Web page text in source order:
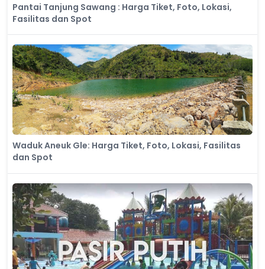
Pantai Tanjung Sawang : Harga Tiket, Foto, Lokasi,
Fasilitas dan Spot
Waduk Aneuk Gle: Harga Tiket, Foto, Lokasi, Fasilitas
dan Spot